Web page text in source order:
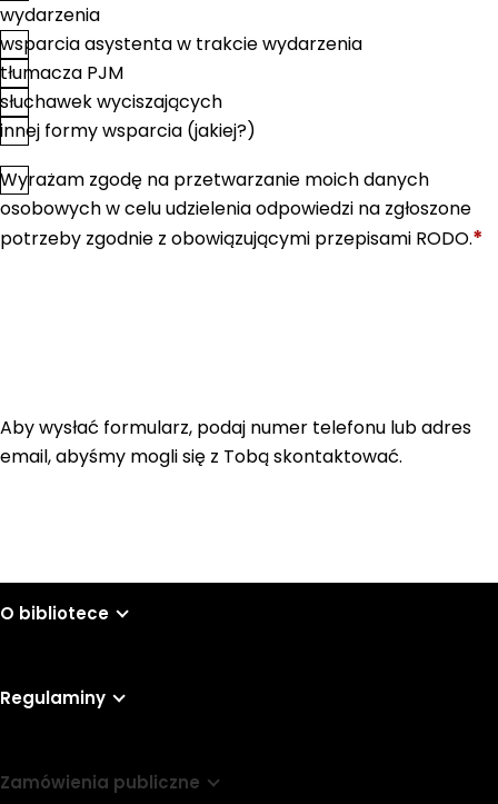
wydarzenia
wsparcia asystenta w trakcie wydarzenia
tłumacza PJM
słuchawek wyciszających
innej formy wsparcia (jakiej?)
Zgoda*
Wyrażam zgodę na przetwarzanie moich danych
osobowych w celu udzielenia odpowiedzi na zgłoszone
potrzeby zgodnie z obowiązującymi przepisami RODO.*
Aby wysłać formularz, podaj numer telefonu lub adres
email, abyśmy mogli się z Tobą skontaktować.
O bibliotece
Regulaminy
Zamówienia publiczne